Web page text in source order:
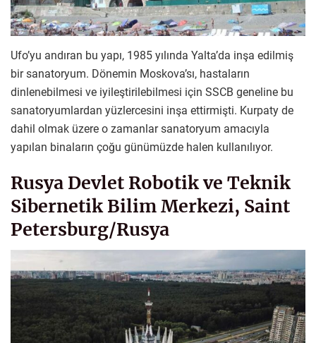
Ufo’yu andıran bu yapı, 1985 yılında Yalta’da inşa edilmiş
bir sanatoryum. Dönemin Moskova’sı, hastaların
dinlenebilmesi ve iyileştirilebilmesi için SSCB geneline bu
sanatoryumlardan yüzlercesini inşa ettirmişti. Kurpaty de
dahil olmak üzere o zamanlar sanatoryum amacıyla
yapılan binaların çoğu günümüzde halen kullanılıyor.
Rusya Devlet Robotik ve Teknik
Sibernetik Bilim Merkezi, Saint
Petersburg/Rusya